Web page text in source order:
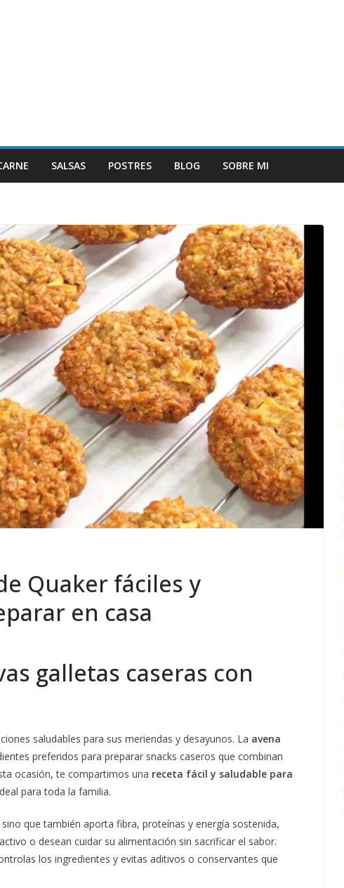
SALSAS POSTRES BLOG SOBRE MI
Quaker fáciles y
en casa
galletas caseras con
saludables para sus meriendas y desayunos. La avena
preferidos para preparar snacks caseros que combinan
ocasión, te compartimos una receta fácil y saludable para
para toda la familia.
que también aporta fibra, proteínas y energía sostenida,
o desean cuidar su alimentación sin sacrificar el sabor.
los ingredientes y evitas aditivos o conservantes que